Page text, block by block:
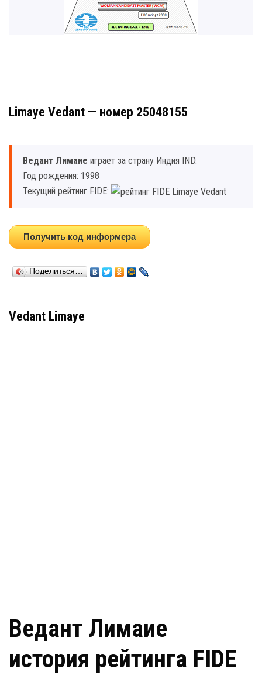
Limaye Vedant — номер 25048155
Ведант Лимаие играет за страну Индия IND.
Год рождения: 1998
Текущий рейтинг FIDE:
Получить код информера
Поделиться…
Vedant Limaye
Ведант Лимаие
история рейтинга FIDE